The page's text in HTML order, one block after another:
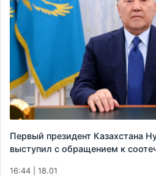
Первый президент Казахстана
выступил с обращением к
16:44 | 18.01